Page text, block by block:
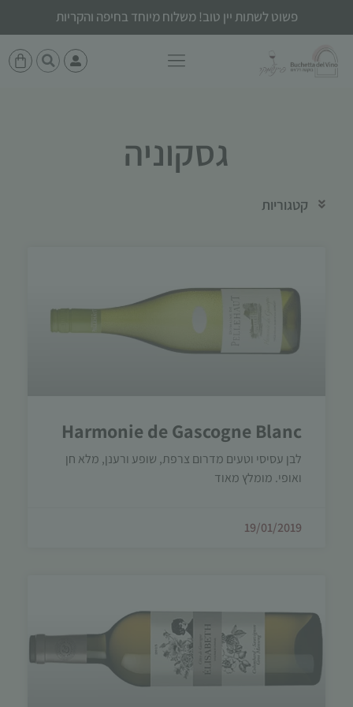
פשוט לשתות יין טוב! משלוח מיוחד בחיפה והקריות
גסקוניה
קטגוריות
Harmonie de Gascogne Blanc
לבן עסיסי וטעים מדרום צרפת, שופע ורענן, מלא חן
ואופי. מומלץ מאוד
19/01/2019
האתר.
סטטיסטיקות
כדי שנוכל